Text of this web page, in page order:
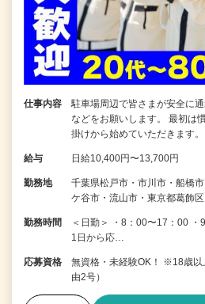
仕事内容
駐車場周辺で皆さまが安全に
などをお願いします。 最初は
掛けから始めていただきます
給与 日給10,400円〜13,700円
勤務地
千葉県松戸市・市川市・船橋
ケ谷市・流山市・東京都葛飾
勤務時間
＜日勤＞ ・8：00〜17：00
1日から応…
応募資格
無資格・未経験OK！ ※18歳
由2号）